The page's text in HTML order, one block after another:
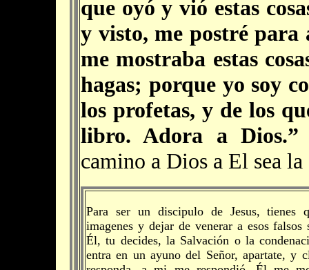
que oyó y vió estas
y visto, me postré para
me mostraba estas
hagas; porque yo soy
los profetas, y de los
libro. Adora a
camino a Dios a El sea
Para ser un discipulo de Jesus, tienes
imagenes y dejar de venerar a esos
Él, tu decides, la Salvación o la
entra en un ayuno del Señor, apartate, y